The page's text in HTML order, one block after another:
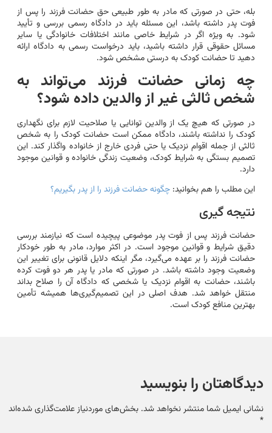
بله، حتی در صورتی که مادر به طور طبیعی حق حضانت فرزند را پس از
فوت پدر داشته باشد، این مسئله باید در دادگاه رسمی بررسی و تأیید
شود. به ویژه اگر در شرایط خاصی مانند اختلافات خانوادگی یا سایر
مسائل حقوقی قرار داشته باشید، باید درخواست رسمی به دادگاه ارائه
دهید تا حضانت کودک به درستی مشخص شود.
چه زمانی حضانت فرزند می‌تواند به
شخص ثالثی غیر از والدین داده شود؟
در صورتی که هیچ یک از والدین توانایی یا صلاحیت لازم برای نگهداری
کودک را نداشته باشند، دادگاه ممکن است حضانت کودک را به شخص
ثالثی از جمله اقوام نزدیک یا حتی فردی خارج از خانواده واگذار کند. این
تصمیم بستگی به شرایط کودک، وضعیت زندگی خانواده و قوانین موجود
دارد.
این مطلب را هم بخوانید:چگونه حضانت فرزند را از پدر بگیریم؟
نتیجه گیری
حضانت فرزند پس از فوت پدر موضوعی پیچیده است که نیازمند بررسی
دقیق شرایط و قوانین موجود است. در اکثر موارد، مادر به طور خودکار
حضانت فرزند را بر عهده می‌گیرد، مگر اینکه دلایل قانونی برای تغییر این
وضعیت وجود داشته باشد. در صورتی که مادر یا پدر هر دو فوت کرده
باشند، حضانت به اقوام نزدیک یا شخصی که دادگاه آن را صلاح بداند
منتقل خواهد شد. هدف اصلی در این تصمیم‌گیری‌ها همیشه تأمین
بهترین منافع کودک است.
دیدگاهتان را بنویسید
نشانی ایمیل شما منتشر نخواهد شد.بخش‌های موردنیاز علامت‌گذاری شده‌اند